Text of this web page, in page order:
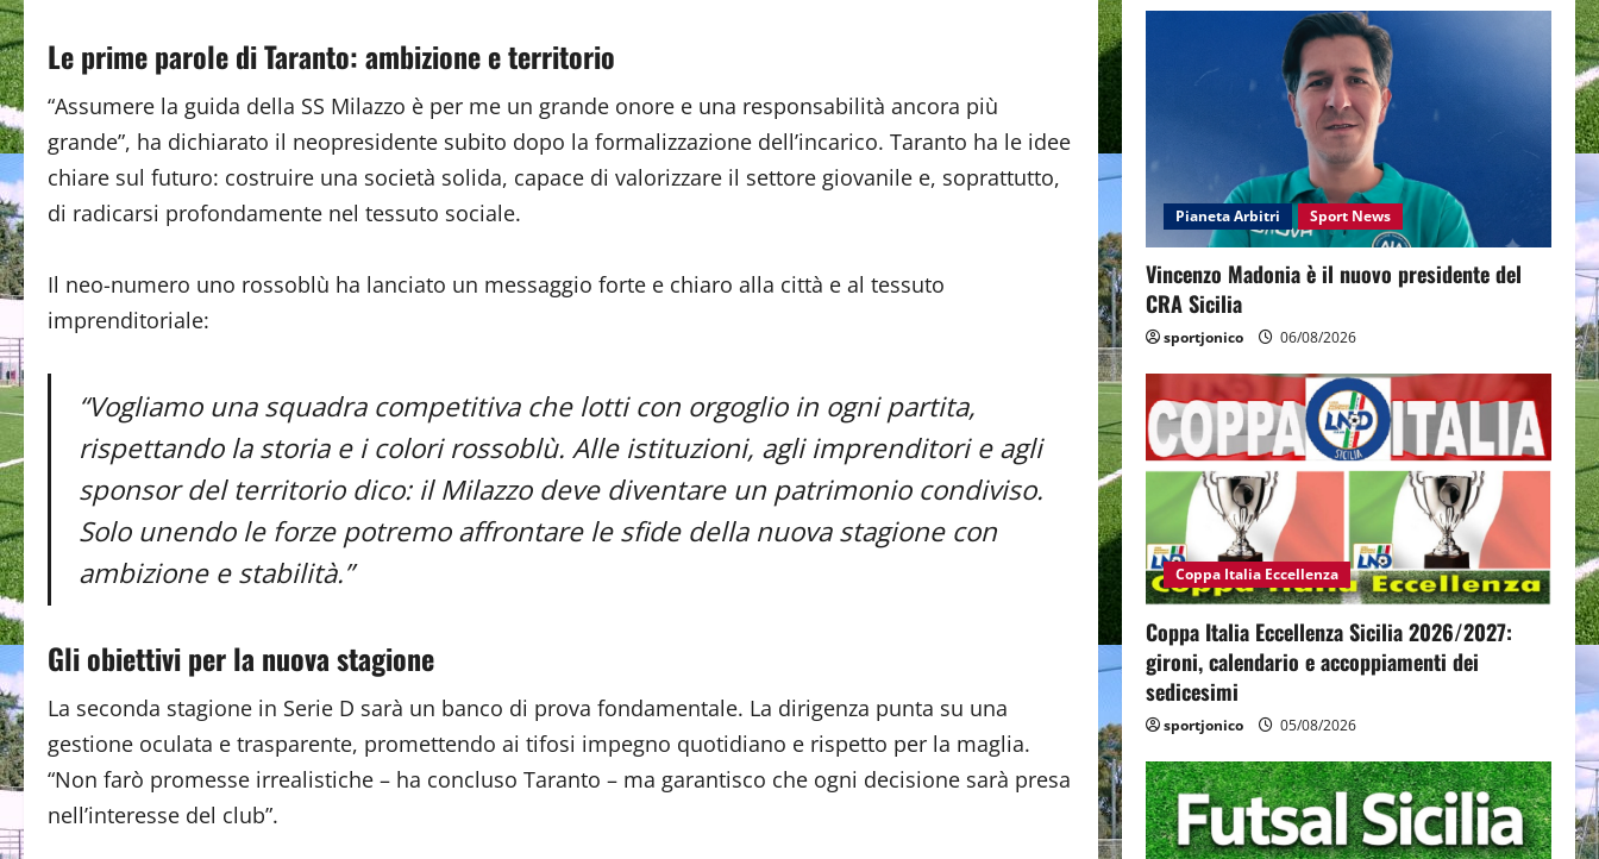
Le prime parole di Taranto: ambizione e territorio
“Assumere la guida della SS Milazzo è per me un grande onore e una responsabilità ancora più
grande”, ha dichiarato il neopresidente subito dopo la formalizzazione dell’incarico. Taranto ha le idee
chiare sul futuro: costruire una società solida, capace di valorizzare il settore giovanile e, soprattutto,
di radicarsi profondamente nel tessuto sociale.
Il neo-numero uno rossoblù ha lanciato un messaggio forte e chiaro alla città e al tessuto
imprenditoriale:
“Vogliamo una squadra competitiva che lotti con orgoglio in ogni partita,
rispettando la storia e i colori rossoblù. Alle istituzioni, agli imprenditori e agli
sponsor del territorio dico: il Milazzo deve diventare un patrimonio condiviso.
Solo unendo le forze potremo affrontare le sfide della nuova stagione con
ambizione e stabilità.”
Gli obiettivi per la nuova stagione
La seconda stagione in Serie D sarà un banco di prova fondamentale. La dirigenza punta su una
gestione oculata e trasparente, promettendo ai tifosi impegno quotidiano e rispetto per la maglia.
“Non farò promesse irrealistiche – ha concluso Taranto – ma garantisco che ogni decisione sarà presa
nell’interesse del club”.
Pianeta Arbitri Sport News
Vincenzo Madonia è il nuovo presidente del
CRA Sicilia
sportjonico 06/08/2026
Coppa Italia Eccellenza
Coppa Italia Eccellenza Sicilia 2026/2027:
gironi, calendario e accoppiamenti dei
sedicesimi
sportjonico 05/08/2026